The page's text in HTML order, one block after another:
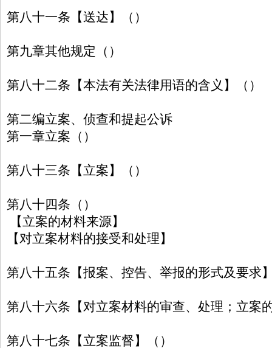
第八十一条【送达】（）
第九章其他规定（）
第八十二条【本法有关法律用语的含义】（）
第二编立案、侦查和提起公诉
第一章立案（）
第八十三条【立案】（）
第八十四条（）
【立案的材料来源】
【对立案材料的接受和处理】
第八十五条【报案、控告、举报的形式及要求
第八十六条【对立案材料的审查、处理；立案
第八十七条【立案监督】（）